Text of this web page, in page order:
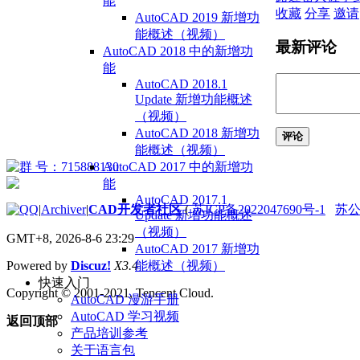
AutoCAD 2019 新增功
能概述（视频）
AutoCAD 2018 中的新增功
能
AutoCAD 2018.1
Update 新增功能概述
（视频）
AutoCAD 2018 新增功
能概述（视频）
AutoCAD 2017 中的新增功
能
AutoCAD 2017.1
Update 新增功能概述
（视频）
AutoCAD 2017 新增功
能概述（视频）
快速入门
AutoCAD 漫游手册
AutoCAD 学习视频
产品培训参考
关于语言包
收藏 分享 邀请
最新评论
评论
|Archiver|CAD开发者社区(苏ICP备2022047690号-1 苏
GMT+8, 2026-8-6 23:29
Powered by Discuz! X3.4
Copyright © 2001-2021, Tencent Cloud.
返回顶部